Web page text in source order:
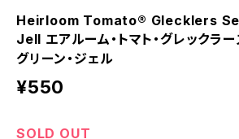
Heirloom Tomato® Glecklers
Jell エアルーム・トマト・グレックラー
グリーン・ジェル
¥550
SOLD OUT